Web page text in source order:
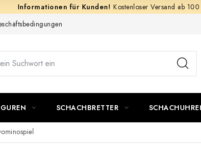
Kostenloser Versand ab
SCHACHBRETTER